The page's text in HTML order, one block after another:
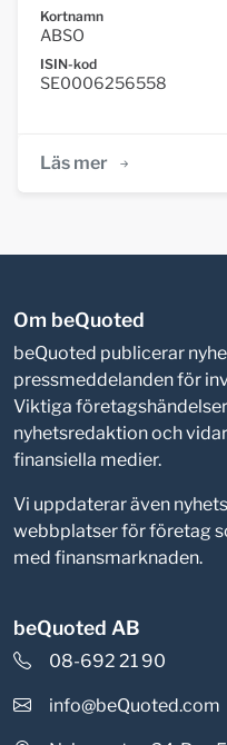
Kortnamn
ABSO
ISIN-kod
SE0006256558
Läs mer
Om beQuoted
beQuoted publicerar
pressmeddelanden för
Viktiga
nyhetsredaktion och
finansiella medier.
Vi uppdaterar även
webbplatser för företag
med finansmarknaden.
beQuoted AB
08-692 21 90
info@beQuoted.com